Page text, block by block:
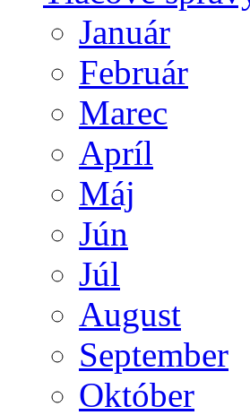
Január
Február
Marec
Apríl
Máj
Jún
Júl
August
September
Október